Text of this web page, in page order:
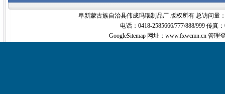
阜新蒙古族自治县伟成玛瑙制品厂 版权所有 总访问量
电话：0418-2585666/777/888/999 传真
GoogleSitemap网址：www.fxwcmn.cn 管理